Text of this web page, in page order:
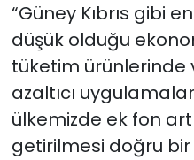
“Güney Kıbrıs gibi
düşük olduğu
tüketim ürünlerinde
azaltıcı
ülkemizde ek fon
getirilmesi doğru bir